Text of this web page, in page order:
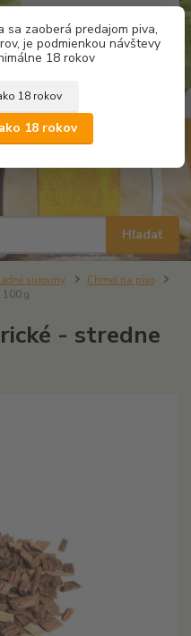
zaoberá predajom piva,
je podmienkou návštevy
18 rokov
18 rokov
18 rokov
Hľadať
za0,00 €
suroviny
Chmeľ na pivo
100 g
- stredne